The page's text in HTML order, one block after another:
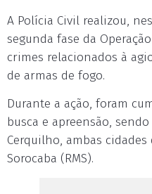
A Polícia Civil realizou,
segunda fase da
crimes relacionados à
de armas de fogo.
Durante a ação, foram
busca e apreensão,
Cerquilho, ambas
Sorocaba (RMS).